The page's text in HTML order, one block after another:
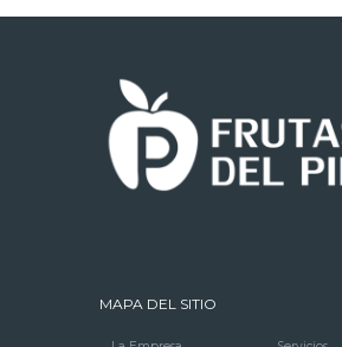
MAPA DEL SITIO